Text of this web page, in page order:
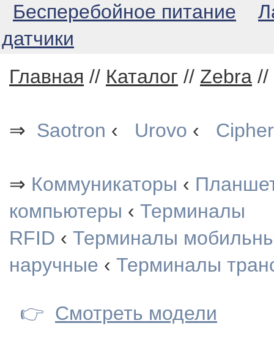
Бесперебойное питание
датчики
Главная // Каталог // Zebra //
⇒ Saotron ‹ Urovo ‹ Cipher
⇒ Коммуникаторы ‹
компьютеры ‹ Терминалы
RFID ‹ Терминалы
наручные ‹ Терминалы
👉 Смотреть модели